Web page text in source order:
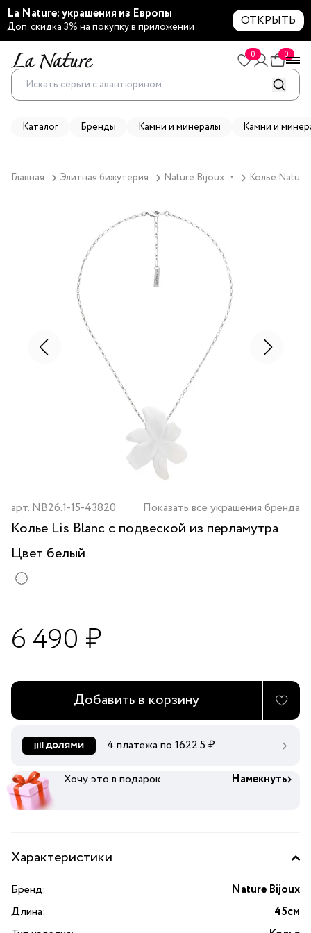
La Nature: украшения из Европы
Доп. скидка 3% на покупку в приложении ОТКРЫТЬ
0 0
Каталог Бренды Камни и минералы Камни и
Главная Элитная бижутерия Nature Bijoux ▼ Колье
арт. NB26.1-15-43820 Показать все украшения бренда
Колье Lis Blanc с подвеской из перламутра
Цвет белый
6 490 ₽
Добавить в корзину
4 платежа по 1622.5 ₽
Хочу это в подарок Намекнуть
Характеристики
Бренд:
Nature Bijoux
Длина:
45см